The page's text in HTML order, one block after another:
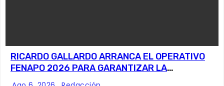
RICARDO GALLARDO ARRANCA EL OPERATIVO
FENAPO 2026 PARA GARANTIZAR LA
SEGURIDAD DE MÁS DE 9 MILLONES DE